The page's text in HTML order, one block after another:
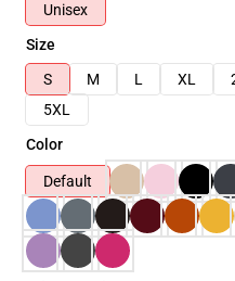
Unisex
Size
S
M L XL
5XL
Color
Default